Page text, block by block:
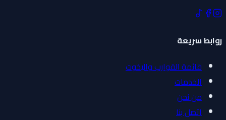
روابط سريعة
قائمة القوارب واليخوت
الخدمات
من نحن
اتصل بنا